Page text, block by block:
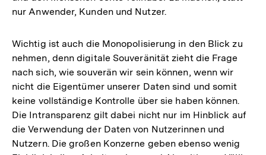
nur Anwender, Kunden und Nutzer.
Wichtig ist auch die Monopolisierung in den Blick zu
nehmen, denn digitale Souveränität zieht die Frage
nach sich, wie souverän wir sein können, wenn wir
nicht die Eigentümer unserer Daten sind und somit
keine vollständige Kontrolle über sie haben können.
Die Intransparenz gilt dabei nicht nur im Hinblick auf
die Verwendung der Daten von Nutzerinnen und
Nutzern. Die großen Konzerne geben ebenso wenig